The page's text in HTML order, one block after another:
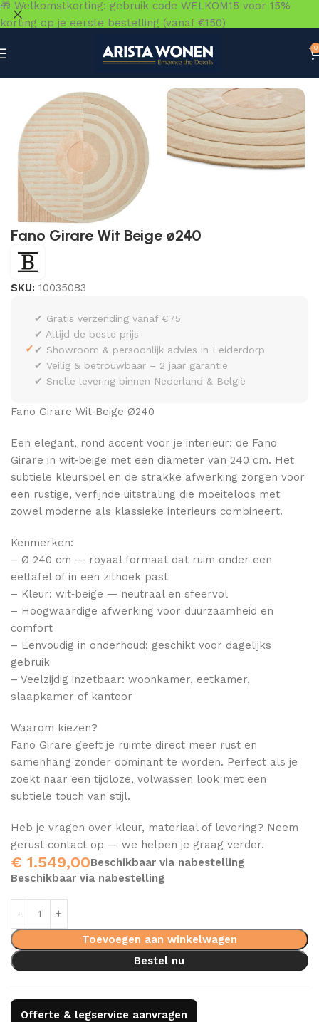
0
Fano Girare Wit Beige ø240
SKU: 10035083
✓
✔ Gratis verzending vanaf €75
✔ Altijd de beste prijs
✔ Showroom & persoonlijk advies in Leiderdorp
✔ Veilig & betrouwbaar – 2 jaar garantie
✔ Snelle levering binnen Nederland & België
Fano Girare Wit‑Beige Ø240
Een elegant, rond accent voor je interieur: de Fano
Girare in wit‑beige met een diameter van 240 cm. Het
subtiele kleurspel en de strakke afwerking zorgen voor
een rustige, verfijnde uitstraling die moeiteloos met
zowel moderne als klassieke interieurs combineert.
Kenmerken:
– Ø 240 cm — royaal formaat dat ruim onder een
eettafel of in een zithoek past
– Kleur: wit‑beige — neutraal en sfeervol
– Hoogwaardige afwerking voor duurzaamheid en
comfort
– Eenvoudig in onderhoud; geschikt voor dagelijks
gebruik
– Veelzijdig inzetbaar: woonkamer, eetkamer,
slaapkamer of kantoor
Waarom kiezen?
Fano Girare geeft je ruimte direct meer rust en
samenhang zonder dominant te worden. Perfect als je
zoekt naar een tijdloze, volwassen look met een
subtiele touch van stijl.
Heb je vragen over kleur, materiaal of levering? Neem
gerust contact op — we helpen je graag verder.
€ 1.549,00Beschikbaar via nabestelling
Beschikbaar via nabestelling
Toevoegen aan winkelwagen
Bestel nu
Offerte & legservice aanvragen
🎁 Welkomstkorting: gebruik code WELKOM15 voor 15%
korting op je eerste bestelling (vanaf €150)